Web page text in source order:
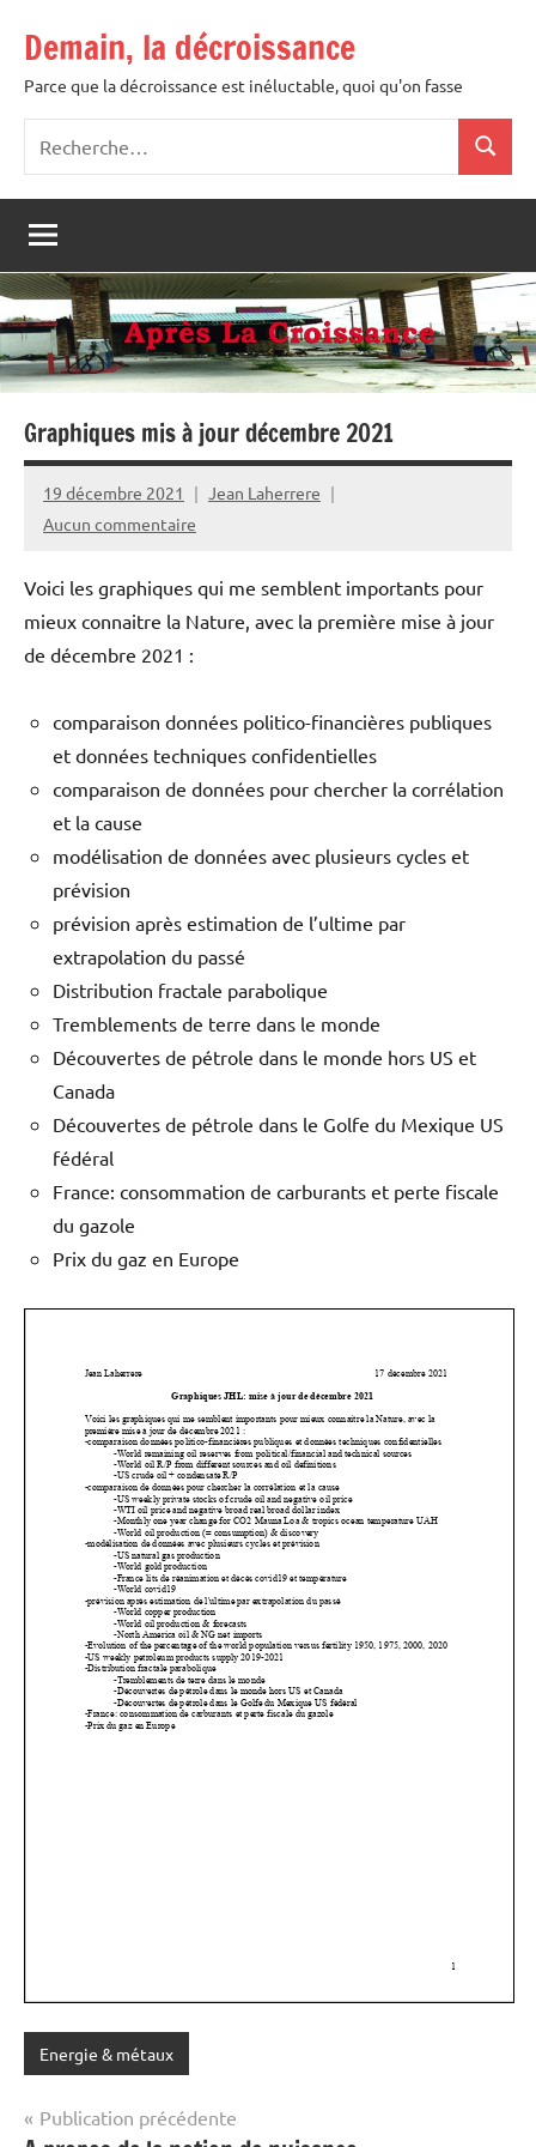
contenu
Demain, la décroissance
Parce que la décroissance est inéluctable, quoi qu'on fasse
Recherche
pour
:
Graphiques mis à jour décembre 2021
19 décembre 2021
Jean Laherrere
Aucun commentaire
Voici les graphiques qui me semblent importants pour
mieux connaitre la Nature, avec la première mise à jour
de décembre 2021 :
comparaison données politico-financières publiques
et données techniques confidentielles
comparaison de données pour chercher la corrélation
et la cause
modélisation de données avec plusieurs cycles et
prévision
prévision après estimation de l’ultime par
extrapolation du passé
Distribution fractale parabolique
Tremblements de terre dans le monde
Découvertes de pétrole dans le monde hors US et
Canada
Découvertes de pétrole dans le Golfe du Mexique US
fédéral
France: consommation de carburants et perte fiscale
du gazole
Prix du gaz en Europe
Energie & métaux
Navigation
Publication précédente